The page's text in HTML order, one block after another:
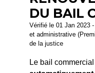
DU BAIL
Vérifié le 01 Jan 2023
et administrative
de la justice
Le bail